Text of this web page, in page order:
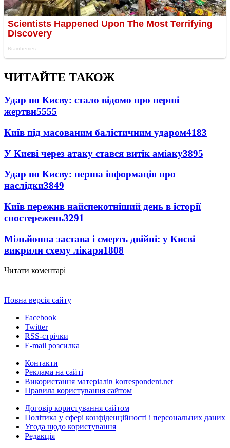
ЧИТАЙТЕ ТАКОЖ
Удар по Києву: стало відомо про перші
жертви5555
Київ під масованим балістичним ударом4183
У Києві через атаку стався витік аміаку3895
Удар по Києву: перша інформація про
наслідки3849
Київ пережив найспекотніший день в історії
спостережень3291
Мільйонна застава і смерть двійні: у Києві
викрили схему лікаря1808
Читати коментарі
Повна версія сайту
Facebook
Twitter
RSS-стрічки
E-mail розсилка
Контакти
Реклама на сайті
Використання матеріалів korrespondent.net
Правила користування сайтом
Договір користування сайтом
Політика у сфері конфіденційності і персональних даних
Угода щодо користування
Редакція